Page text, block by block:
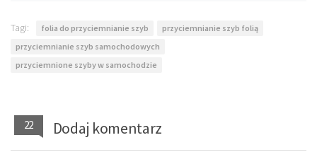
Tagi: folia do przyciemnianie szyb
przyciemnianie szyb folią
przyciemnianie szyb samochodowych
przyciemnione szyby w samochodzie
22 Dodaj komentarz